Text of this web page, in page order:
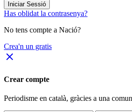
Iniciar Sessió
Has oblidat la contrasenya?
No tens compte a Nació?
Crea'n un gratis
close
Crear compte
Periodisme en català, gràcies a una